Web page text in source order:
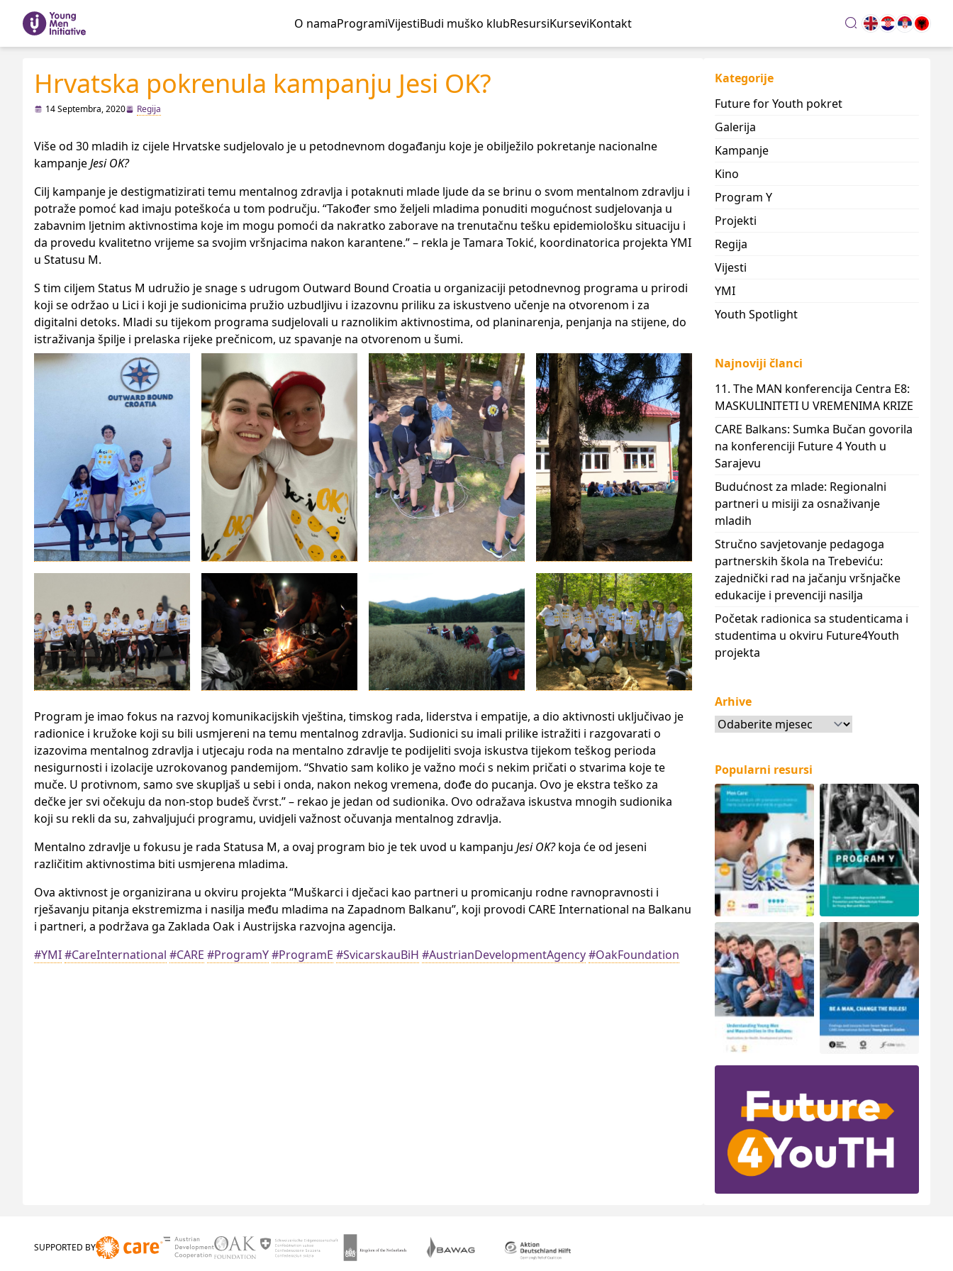
O namaProgramiVijestiBudi muško klubResursiKurseviKontakt search
Hrvatska pokrenula kampanju Jesi OK?
14 Septembra, 2020 Regija
Više od 30 mladih iz cijele Hrvatske sudjelovalo je u petodnevnom događanju koje je obilježilo pokretanje nacionalne
kampanjeJesi OK?
Cilj kampanje je destigmatizirati temu mentalnog zdravlja i potaknuti mlade ljude da se brinu o svom mentalnom zdravlju i
potraže pomoć kad imaju poteškoća u tom području. “Također smo željeli mladima ponuditi mogućnost sudjelovanja u
zabavnim ljetnim aktivnostima koje im mogu pomoći da nakratko zaborave na trenutačnu tešku epidemiološku situaciju i
da provedu kvalitetno vrijeme sa svojim vršnjacima nakon karantene.” – rekla je Tamara Tokić, koordinatorica projekta YMI
u Statusu M.
S tim ciljem Status M udružio je snage s udrugom Outward Bound Croatia u organizaciji petodnevnog programa u prirodi
koji se održao u Lici i koji je sudionicima pružio uzbudljivu i izazovnu priliku za iskustveno učenje na otvorenom i za
digitalni detoks. Mladi su tijekom programa sudjelovali u raznolikim aktivnostima, od planinarenja, penjanja na stijene, do
istraživanja špilje i prelaska rijeke prečnicom, uz spavanje na otvorenom u šumi.
Program je imao fokus na razvoj komunikacijskih vještina, timskog rada, liderstva i empatije, a dio aktivnosti uključivao je
radionice i kružoke koji su bili usmjereni na temu mentalnog zdravlja. Sudionici su imali prilike istražiti i razgovarati o
izazovima mentalnog zdravlja i utjecaju roda na mentalno zdravlje te podijeliti svoja iskustva tijekom teškog perioda
nesigurnosti i izolacije uzrokovanog pandemijom. “Shvatio sam koliko je važno moći s nekim pričati o stvarima koje te
muče. U protivnom, samo sve skupljaš u sebi i onda, nakon nekog vremena, dođe do pucanja. Ovo je ekstra teško za
dečke jer svi očekuju da non-stop budeš čvrst.” – rekao je jedan od sudionika. Ovo odražava iskustva mnogih sudionika
koji su rekli da su, zahvaljujući programu, uvidjeli važnost očuvanja mentalnog zdravlja.
Mentalno zdravlje u fokusu je rada Statusa M, a ovaj program bio je tek uvod u kampanju Jesi OK?koja će od jeseni
različitim aktivnostima biti usmjerena mladima.
Ova aktivnost je organizirana u okviru projekta “Muškarci i dječaci kao partneri u promicanju rodne ravnopravnosti i
rješavanju pitanja ekstremizma i nasilja među mladima na Zapadnom Balkanu”, koji provodi CARE International na Balkanu
i partneri, a podržava ga Zaklada Oak i Austrijska razvojna agencija.
#YMI#CareInternational #CARE #ProgramY#ProgramE #SvicarskauBiH #AustrianDevelopmentAgency#OakFoundation
Kategorije
Future for Youth pokret
Galerija
Kampanje
Kino
Program Y
Projekti
Regija
Vijesti
YMI
Youth Spotlight
Najnoviji članci
11. The MAN konferencija Centra E8:
MASKULINITETI U VREMENIMA KRIZE
CARE Balkans: Sumka Bučan govorila
na konferenciji Future 4 Youth u
Sarajevu
Budućnost za mlade: Regionalni
partneri u misiji za osnaživanje
mladih
Stručno savjetovanje pedagoga
partnerskih škola na Trebeviću:
zajednički rad na jačanju vršnjačke
edukacije i prevenciji nasilja
Početak radionica sa studenticama i
studentima u okviru Future4Youth
projekta
Arhive
Arhive
Popularni resursi
SUPPORTED BY